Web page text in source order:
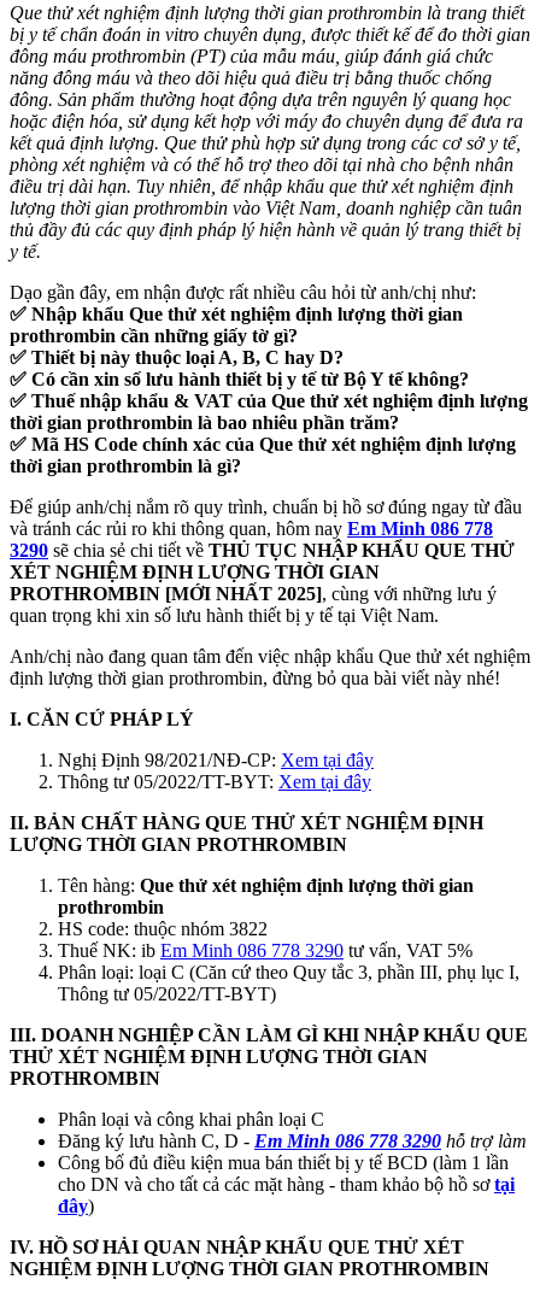
Que thử xét nghiệm định lượng thời gian prothrombin là trang thiết
bị y tế chẩn đoán in vitro chuyên dụng, được thiết kế để đo thời gian
đông máu prothrombin (PT) của mẫu máu, giúp đánh giá chức
năng đông máu và theo dõi hiệu quả điều trị bằng thuốc chống
đông. Sản phẩm thường hoạt động dựa trên nguyên lý quang học
hoặc điện hóa, sử dụng kết hợp với máy đo chuyên dụng để đưa ra
kết quả định lượng. Que thử phù hợp sử dụng trong các cơ sở y tế,
phòng xét nghiệm và có thể hỗ trợ theo dõi tại nhà cho bệnh nhân
điều trị dài hạn. Tuy nhiên, để nhập khẩu que thử xét nghiệm định
lượng thời gian prothrombin vào Việt Nam, doanh nghiệp cần tuân
thủ đầy đủ các quy định pháp lý hiện hành về quản lý trang thiết bị
y tế.
Dạo gần đây, em nhận được rất nhiều câu hỏi từ anh/chị như:
✅ Nhập khẩu Que thử xét nghiệm định lượng thời gian
prothrombin cần những giấy tờ gì?
✅ Thiết bị này thuộc loại A, B, C hay D?
✅ Có cần xin số lưu hành thiết bị y tế từ Bộ Y tế không?
✅ Thuế nhập khẩu & VAT của Que thử xét nghiệm định lượng
thời gian prothrombin là bao nhiêu phần trăm?
✅ Mã HS Code chính xác của Que thử xét nghiệm định lượng
thời gian prothrombin là gì?
Để giúp anh/chị nắm rõ quy trình, chuẩn bị hồ sơ đúng ngay từ đầu
và tránh các rủi ro khi thông quan, hôm nay Em Minh 086 778
3290 sẽ chia sẻ chi tiết về THỦ TỤC NHẬP KHẨU QUE THỬ
XÉT NGHIỆM ĐỊNH LƯỢNG THỜI GIAN
PROTHROMBIN [MỚI NHẤT 2025], cùng với những lưu ý
quan trọng khi xin số lưu hành thiết bị y tế tại Việt Nam.
Anh/chị nào đang quan tâm đến việc nhập khẩu Que thử xét nghiệm
định lượng thời gian prothrombin, đừng bỏ qua bài viết này nhé!
I. CĂN CỨ PHÁP LÝ
Nghị Định 98/2021/NĐ-CP: Xem tại đây
Thông tư 05/2022/TT-BYT: Xem tại đây
II. BẢN CHẤT HÀNG QUE THỬ XÉT NGHIỆM ĐỊNH
LƯỢNG THỜI GIAN PROTHROMBIN
Tên hàng: Que thử xét nghiệm định lượng thời gian
prothrombin
HS code: thuộc nhóm 3822
Thuế NK: ib Em Minh 086 778 3290 tư vấn, VAT 5%
Phân loại: loại C (Căn cứ theo Quy tắc 3, phần III, phụ lục I,
Thông tư 05/2022/TT-BYT)
III. DOANH NGHIỆP CẦN LÀM GÌ KHI NHẬP KHẨU QUE
THỬ XÉT NGHIỆM ĐỊNH LƯỢNG THỜI GIAN
PROTHROMBIN
Phân loại và công khai phân loại C
Đăng ký lưu hành C, D - Em Minh 086 778 3290 hỗ trợ làm
Công bố đủ điều kiện mua bán thiết bị y tế BCD (làm 1 lần
cho DN và cho tất cả các mặt hàng - tham khảo bộ hồ sơtại
đây)
IV. HỒ SƠ HẢI QUAN NHẬP KHẨU QUE THỬ XÉT
NGHIỆM ĐỊNH LƯỢNG THỜI GIAN PROTHROMBIN